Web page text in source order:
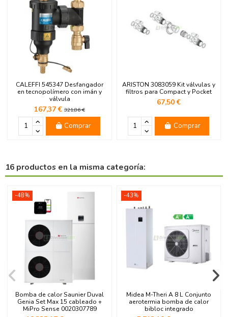
CALEFFI 545347 Desfangador
en tecnopolímero con imán y
válvula
167,37 € 321,86 €
Comprar
ARISTON 3083059 Kit válvulas y
filtros para Compact y Pocket
67,50 €
Comprar
16 productos en la misma categoría:
-48%
Bomba de calor Saunier Duval
Genia Set Max 15 cableado +
MiPro Sense 0020307789
-43%
Midea M-Theri A 8 L Conjunto
aerotermia bomba de calor
bibloc integrado